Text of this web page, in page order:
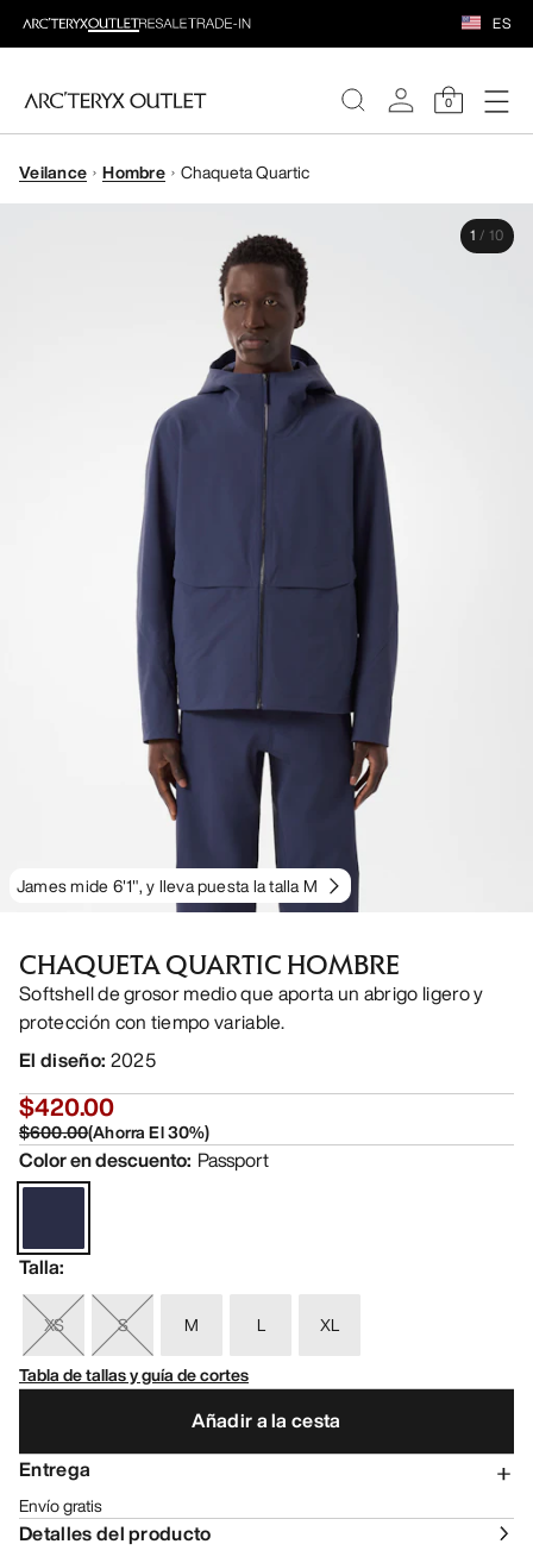
ES
0
MUJERE
Veilance Hombre Chaqueta Quartic
James mide 6'1", y lleva puesta la talla M
1 / 10
CHAQUETA QUARTIC HOMBRE
Softshell de grosor medio que aporta un abrigo ligero y
protección con tiempo variable.
El diseño: 2025
$420.00
$600.00(Ahorra El30%)
Color en descuento: Passport
Talla:
XS S M L
XL
Tabla de tallas y guía de cortes
Añadir a la cesta
Entrega
Envío gratis
Detalles del producto